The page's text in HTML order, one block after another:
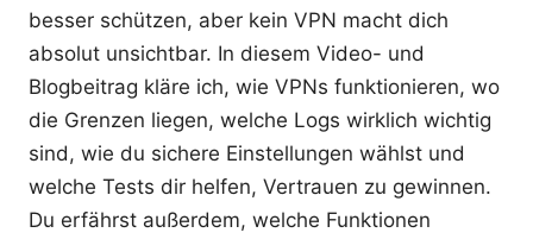
besser schützen, aber kein VPN macht dich
absolut unsichtbar. In diesem Video- und
Blogbeitrag kläre ich, wie VPNs funktionieren, wo
die Grenzen liegen, welche Logs wirklich wichtig
sind, wie du sichere Einstellungen wählst und
welche Tests dir helfen, Vertrauen zu gewinnen.
Du erfährst außerdem, welche Funktionen